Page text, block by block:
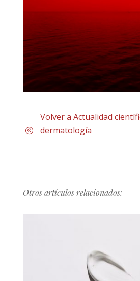
Volver a Actualidad
dermatología
Otros artículos relacionados: